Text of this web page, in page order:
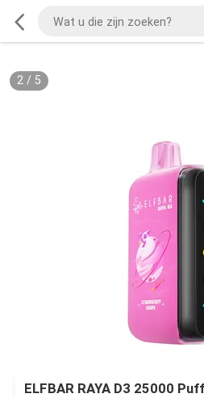
2/ 5
ELFBAR RAYA D3 25000